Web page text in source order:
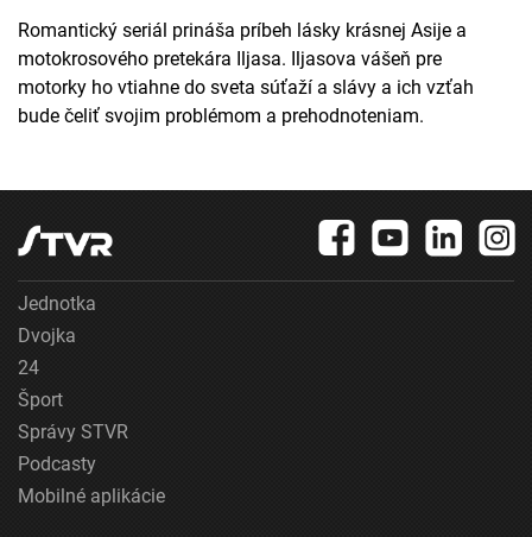
Romantický seriál prináša príbeh lásky krásnej Asije a
motokrosového pretekára Iljasa. Iljasova vášeň pre
motorky ho vtiahne do sveta súťaží a slávy a ich vzťah
bude čeliť svojim problémom a prehodnoteniam.
Jednotka
Dvojka
24
Šport
Správy STVR
Podcasty
Mobilné aplikácie